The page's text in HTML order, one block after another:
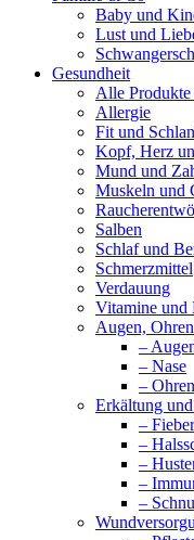
Baby und
Lust und
Gesundheit
Alle Produkte
Allergie
Fit und
Kopf, Herz
Mund und
Muskeln und
Salben
Schlaf und
Schmerzmittel
Verdauung
Vitamine und
Augen,
–
– Nase
– Ohren
Erkältung
– Fieber
–
–
–
–